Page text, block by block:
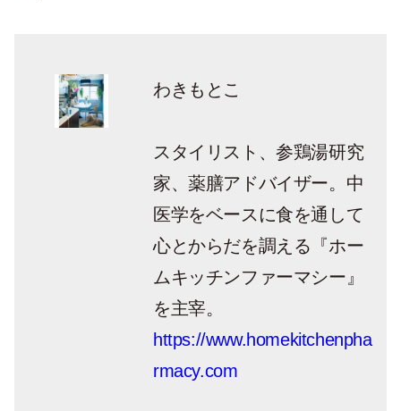
わきもとこ
スタイリスト、参鶏湯研究
家、薬膳アドバイザー。中
医学をベースに食を通して
心とからだを調える『ホー
ムキッチンファーマシー』
を主宰。
https://www.homekitchenpha
rmacy.com